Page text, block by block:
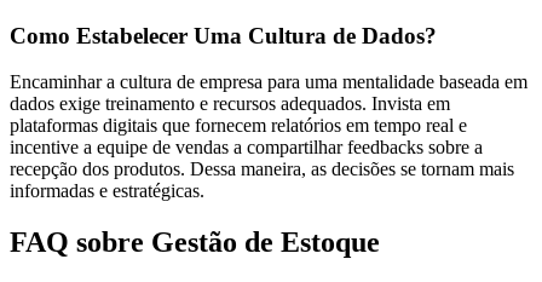
Como Estabelecer Uma Cultura de Dados?
Encaminhar a cultura de empresa para uma mentalidade baseada em
dados exige treinamento e recursos adequados. Invista em
plataformas digitais que fornecem relatórios em tempo real e
incentive a equipe de vendas a compartilhar feedbacks sobre a
recepção dos produtos. Dessa maneira, as decisões se tornam mais
informadas e estratégicas.
FAQ sobre Gestão de Estoque